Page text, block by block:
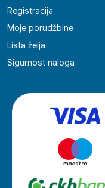
Registracija
Moje porudžbine
Lista želja
Sigurnost naloga